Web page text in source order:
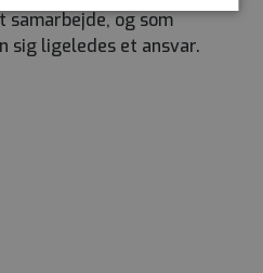
og som
sig ligeledes et ansvar.